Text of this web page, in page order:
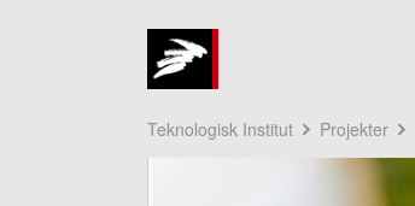
Teknologisk Institut Projekter